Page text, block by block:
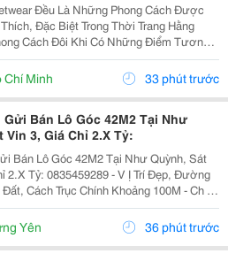
Đều Là Những Phong Cách Được
Đặc Biệt Trong Thời Trang Hằng
Cách Đôi Khi Có Những Điểm Tương
Phục Thoải Mái, Phom Rộng Và Ảnh
Hóa Đường Phố. Tuy Nhiên, Y2K Và...
Chí Minh 33 phút trước
Bán Lô Góc 42M2 Tại Như
Vin 3, Giá Chỉ 2.X Tỷ:
Bán Lô Góc 42M2 Tại Như Quỳnh, Sát
0835459289 - V Ị Trí Đẹp, Đường
Cách Trục Chính Khoảng 100M - Ch Ỉ 1
- Khoảng 300M Ra Đường
Quốc Lộ 5A - Di Chuyển 5P Ra Ngay...
Yên 36 phút trước